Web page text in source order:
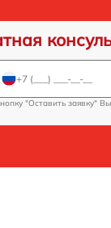
"Оставить заявку"